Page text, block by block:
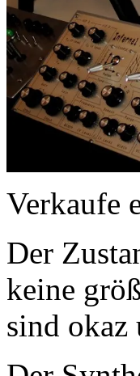
Verkaufe
Der
keine
sind okaz